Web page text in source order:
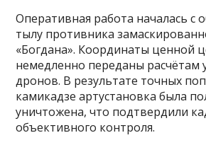
Оперативная работа началась с
тылу противника
«Богдана». Координаты ценной
немедленно переданы расчётам
дронов. В результате точных
камикадзе артустановка была
уничтожена, что подтвердили
объективного контроля.